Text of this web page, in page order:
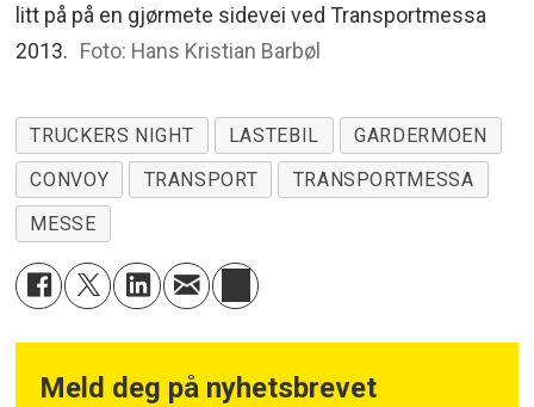
litt på på en gjørmete sidevei ved Transportmessa
2013. Foto: Hans Kristian Barbøl
TRUCKERS NIGHT LASTEBIL
GARDERMOEN
CONVOY
TRANSPORT
TRANSPORTMESSA
MESSE
Meld deg på nyhetsbrevet